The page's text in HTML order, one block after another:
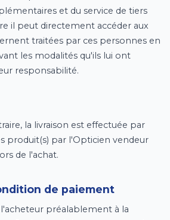
et du service de tiers
il peut directement accéder aux
traitées par ces personnes en
les modalités qu'ils lui ont
responsabilité.
la livraison est effectuée par
produit(s) par l'Opticien vendeur
de l'achat.
de paiement
l'acheteur préalablement à la